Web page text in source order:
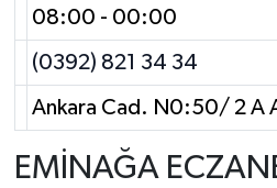
08:00 - 00:00
(0392) 821 34 34
Ankara Cad. N0:50/ 2 A
EMİNAĞA